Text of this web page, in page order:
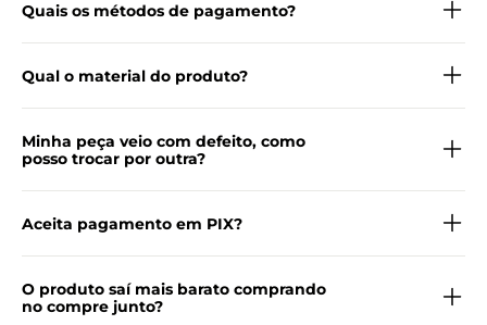
Quais os métodos de pagamento?
Qual o material do produto?
Minha peça veio com defeito, como
posso trocar por outra?
Aceita pagamento em PIX?
O produto saí mais barato comprando
no compre junto?